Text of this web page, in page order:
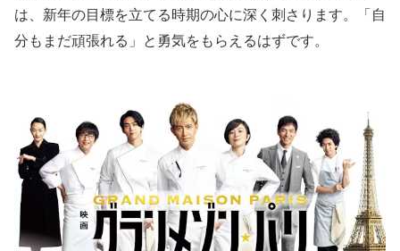
は、新年の目標を立てる時期の心に深く刺さります。「自
分もまだ頑張れる」と勇気をもらえるはずです。